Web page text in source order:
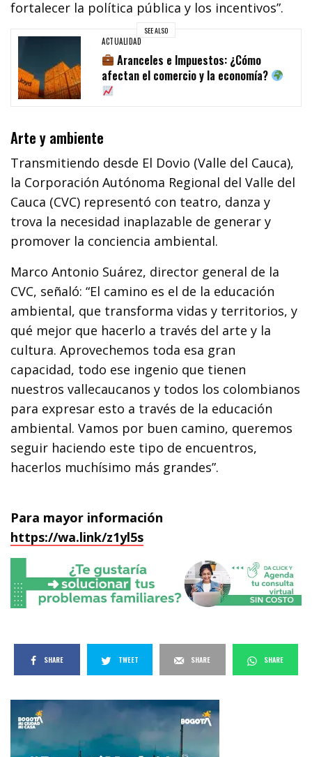
fortalecer la política pública y los incentivos”.
SEE ALSO
ACTUALIDAD
Aranceles e Impuestos: ¿Cómo
afectan el comercio y la economía?
Arte y ambiente
Transmitiendo desde El Dovio (Valle del Cauca),
la Corporación Autónoma Regional del Valle del
Cauca (CVC) representó con teatro, danza y
trova la necesidad inaplazable de generar y
promover la conciencia ambiental.
Marco Antonio Suárez, director general de la
CVC, señaló: “El camino es el de la educación
ambiental, que transforma vidas y territorios, y
qué mejor que hacerlo a través del arte y la
cultura. Aprovechemos toda esa gran
capacidad, todo ese ingenio que tienen
nuestros vallecaucanos y todos los colombianos
para expresar esto a través de la educación
ambiental. Vamos por buen camino, queremos
seguir haciendo este tipo de encuentros,
hacerlos muchísimo más grandes”.
Para mayor información
https://wa.link/z1yl5s
SHARE TWEET SHARE SHARE